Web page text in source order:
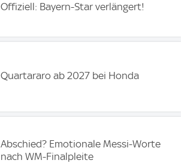
Offiziell: Bayern-Star verlängert!
Quartararo ab 2027 bei Honda
Abschied? Emotionale Messi-Worte
nach WM-Finalpleite